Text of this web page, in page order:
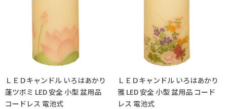
ＬＥＤキャンドル いろはあかり
蓮ツボミ LED 安全 小型 盆用品
コードレス 電池式
ＬＥＤキャンドル いろはあかり
雅 LED 安全 小型 盆用品 コード
レス 電池式